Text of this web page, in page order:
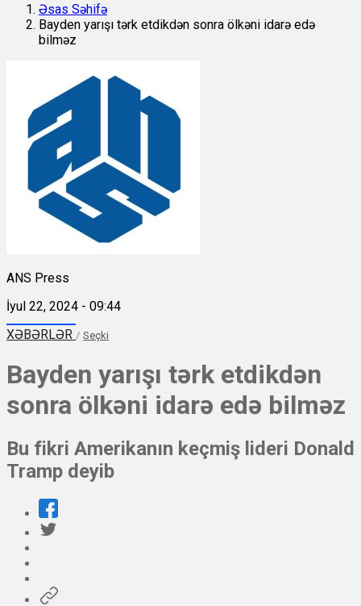
Əsas Səhifə
Bayden yarışı tərk etdikdən sonra ölkəni idarə edə
bilməz
ANS Press
İyul 22, 2024 - 09:44
XƏBƏRLƏR / Seçki
Bayden yarışı tərk etdikdən
sonra ölkəni idarə edə bilməz
Bu fikri Amerikanın keçmiş lideri Donald
Tramp deyib